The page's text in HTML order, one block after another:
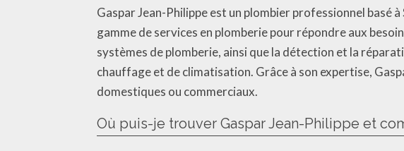
Gaspar Jean-Philippe est un plombier professionnel basé
gamme de services en plomberie pour répondre aux
systèmes de plomberie, ainsi que la détection et la
chauffage et de climatisation. Grâce à son expertise,
domestiques ou commerciaux.
Où puis-je trouver Gaspar Jean-Philippe et